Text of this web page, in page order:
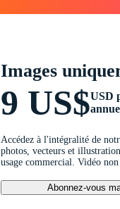
Images
9 US$USD
Accédez à l'intégralité de
photos, vecteurs et
usage commercial. Vidéo non
Abonnez-vous